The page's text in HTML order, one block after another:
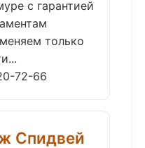
с гарантией
только
72-66
Спидвей